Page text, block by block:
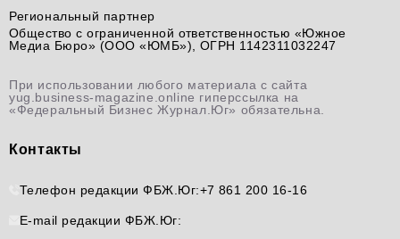
Региональный партнер
Общество с ограниченной ответственностью «Южное
Медиа Бюро» (ООО «ЮМБ»), ОГРН 1142311032247
При использовании любого материала с сайта
yug.business-magazine.online гиперссылка на
«Федеральный Бизнес Журнал.Юг» обязательна.
Контакты
Телефон редакции ФБЖ.Юг:+7 861 200 16-16
E-mail редакции ФБЖ.Юг: